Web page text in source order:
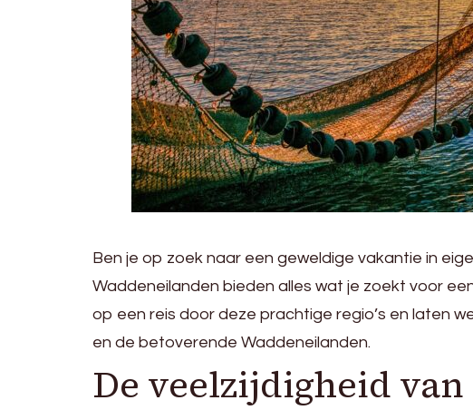
Ben je op zoek naar een geweldige vakantie in
Waddeneilanden bieden alles wat je zoekt voor
op een reis door deze prachtige regio’s en laten
en de betoverende Waddeneilanden.
De veelzijdigheid